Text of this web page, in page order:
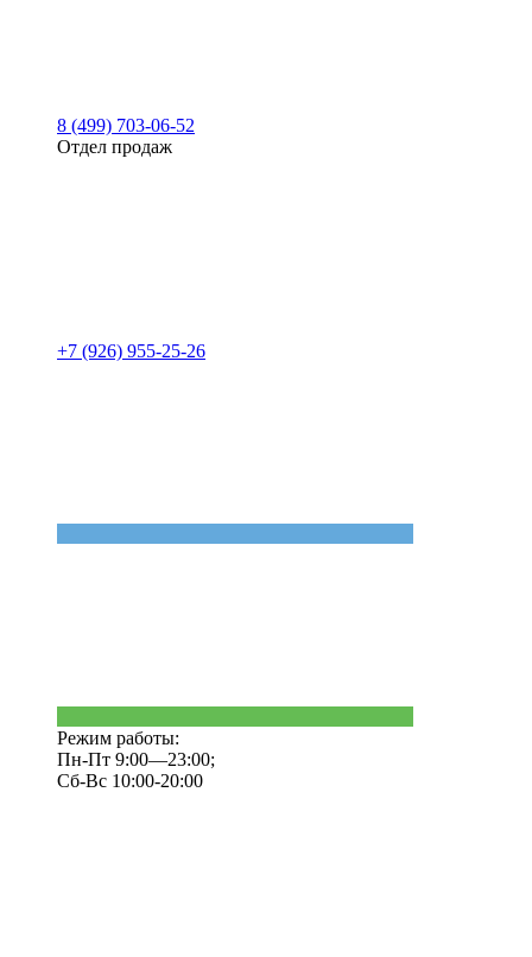
8 (499) 703-06-52
Отдел продаж
+7 (926) 955-25-26
Режим работы:
Пн-Пт 9:00—23:00;
Сб-Вс 10:00-20:00